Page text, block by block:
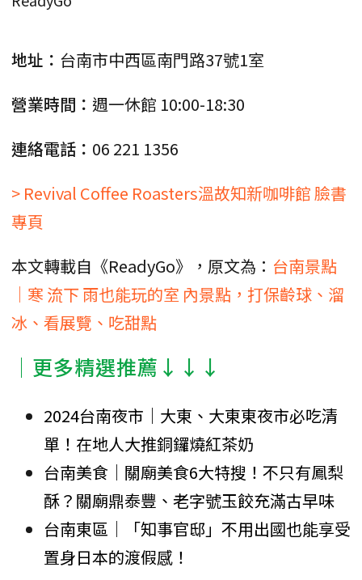
地址： 台南市中西區南門路37號1室
營業時間： 週一休館 10:00-18:30
連絡電話： 06 221 1356
> Revival Coffee Roasters溫故知新咖啡館 臉書
專頁
本文轉載自《ReadyGo》，原文為： 台南景點
｜寒 流下 雨也能玩的室 內景點，打保齡球、溜
冰、看展覽、吃甜點
│更多精選推薦↓↓↓
2024台南夜市｜大東、大東東夜市必吃清
單！在地人大推銅鑼燒紅茶奶
台南美食｜關廟美食6大特搜！不只有鳳梨
酥？關廟鼎泰豐、老字號玉餃充滿古早味
台南東區│「知事官邸」不用出國也能享受
置身日本的渡假感！